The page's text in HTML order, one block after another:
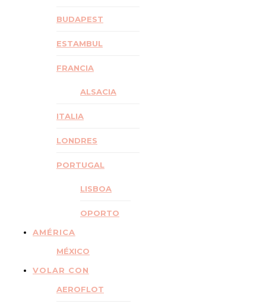
BUDAPEST
ESTAMBUL
FRANCIA
ALSACIA
ITALIA
LONDRES
PORTUGAL
LISBOA
OPORTO
AMÉRICA
MÉXICO
VOLAR CON
AEROFLOT